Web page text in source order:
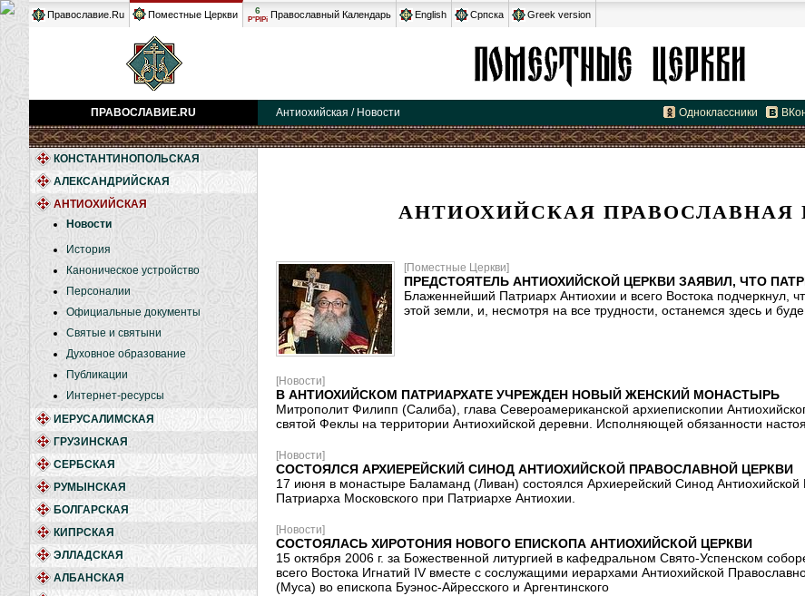
Православие.Ru Поместные Церкви 6
Р°РІРі Православный Календарь English Српска Greek version
ПРАВОСЛАВИЕ.RU Антиохийская / Новости Одноклассники
КОНСТАНТИНОПОЛЬСКАЯ
АЛЕКСАНДРИЙСКАЯ
АНТИОХИЙСКАЯ
Новости
История
Каноническое устройство
Персоналии
Официальные документы
Святые и святыни
Духовное образование
Публикации
Интернет-ресурсы
ИЕРУСАЛИМСКАЯ
ГРУЗИНСКАЯ
СЕРБСКАЯ
РУМЫНСКАЯ
БОЛГАРСКАЯ
КИПРСКАЯ
ЭЛЛАДСКАЯ
АЛБАНСКАЯ
АНТИОХИЙСКАЯ ПРАВОСЛАВНАЯ
[Поместные Церкви]
ПРЕДСТОЯТЕЛЬ АНТИОХИЙСКОЙ ЦЕРКВИ ЗАЯВИЛ, ЧТО
Блаженнейший Патриарх Антиохии и всего Востока подчеркнул,
этой земли, и, несмотря на все трудности, останемся здесь и
[Новости]
В АНТИОХИЙСКОМ ПАТРИАРХАТЕ УЧРЕЖДЕН НОВЫЙ ЖЕНСКИЙ МОНАСТЫРЬ
Митрополит Филипп (Салиба), глава Североамериканской архиепископии
святой Феклы на территории Антиохийской деревни. Исполняющей обязанности
[Новости]
СОСТОЯЛСЯ АРХИЕРЕЙСКИЙ СИНОД АНТИОХИЙСКОЙ ПРАВОСЛАВНОЙ ЦЕРКВИ
17 июня в монастыре Баламанд (Ливан) состоялся Архиерейский Синод Антиохийской
Патриарха Московского при Патриархе Антиохии.
[Новости]
СОСТОЯЛАСЬ ХИРОТОНИЯ НОВОГО ЕПИСКОПА АНТИОХИЙСКОЙ ЦЕРКВИ
15 октября 2006 г. за Божественной литургией в кафедральном Свято-Успенском
всего Востока Игнатий IV вместе с сослужащими иерархами Антиохийской
(Муса) во епископа Буэнос-Айресского и Аргентинского